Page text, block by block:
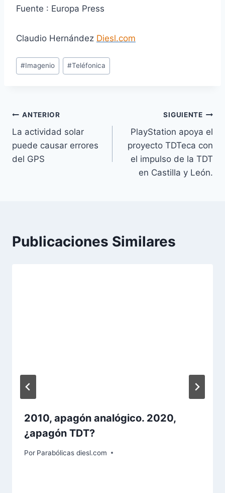
Fuente : Europa Press
Claudio Hernández Diesl.com
Etiquetas
de
#Imagenio #Teléfonica
Navegación
de
entradas
ANTERIOR
La actividad solar
puede causar errores
del GPS
SIGUIENTE
PlayStation apoya el
proyecto TDTeca con
el impulso de la TDT
en Castilla y León.
Publicaciones Similares
2010, apagón analógico. 2020,
¿apagón TDT?
Por Parabólicas diesl.com